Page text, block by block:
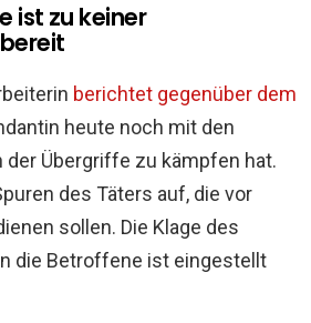
ist zu keiner
berichtet gegenüber dem
heute noch mit den
Übergriffe zu kämpfen hat.
des Täters auf, die vor
sollen. Die Klage des
die Betroffene ist eingestellt